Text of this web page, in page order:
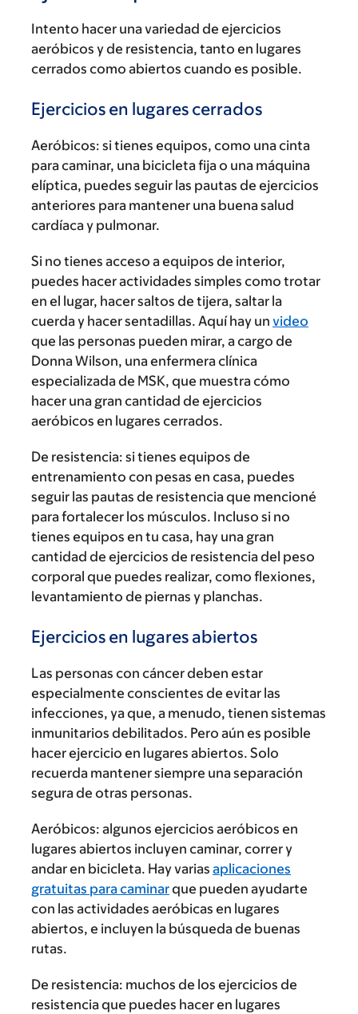
Intento hacer una variedad de ejercicios
aeróbicos y de resistencia, tanto en lugares
cerrados como abiertos cuando es posible.
Ejercicios en lugares cerrados
Aeróbicos: si tienes equipos, como una cinta
para caminar, una bicicleta fija o una máquina
elíptica, puedes seguir las pautas de ejercicios
anteriores para mantener una buena salud
cardíaca y pulmonar.
Si no tienes acceso a equipos de interior,
puedes hacer actividades simples como trotar
en el lugar, hacer saltos de tijera, saltar la
cuerda y hacer sentadillas. Aquí hay un video
que las personas pueden mirar, a cargo de
Donna Wilson, una enfermera clínica
especializada de MSK, que muestra cómo
hacer una gran cantidad de ejercicios
aeróbicos en lugares cerrados.
De resistencia: si tienes equipos de
entrenamiento con pesas en casa, puedes
seguir las pautas de resistencia que mencioné
para fortalecer los músculos. Incluso si no
tienes equipos en tu casa, hay una gran
cantidad de ejercicios de resistencia del peso
corporal que puedes realizar, como flexiones,
levantamiento de piernas y planchas.
Ejercicios en lugares abiertos
Las personas con cáncer deben estar
especialmente conscientes de evitar las
infecciones, ya que, a menudo, tienen sistemas
inmunitarios debilitados. Pero aún es posible
hacer ejercicio en lugares abiertos. Solo
recuerda mantener siempre una separación
segura de otras personas.
Aeróbicos: algunos ejercicios aeróbicos en
lugares abiertos incluyen caminar, correr y
andar en bicicleta. Hay varias aplicaciones
gratuitas para caminarque pueden ayudarte
con las actividades aeróbicas en lugares
abiertos, e incluyen la búsqueda de buenas
rutas.
De resistencia: muchos de los ejercicios de
resistencia que puedes hacer en lugares